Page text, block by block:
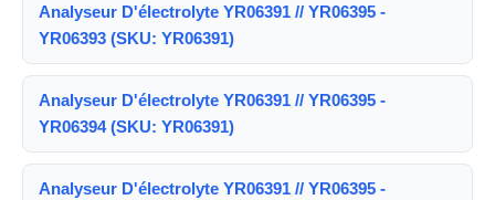
Analyseur D'électrolyte YR06391 // YR06395 -
YR06393 (SKU: YR06391)
Analyseur D'électrolyte YR06391 // YR06395 -
YR06394 (SKU: YR06391)
Analyseur D'électrolyte YR06391 // YR06395 -